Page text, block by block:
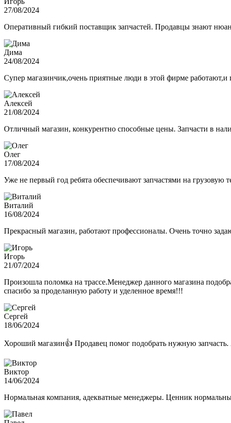
27/08/2024
Оперативный гибкий поставщик запчастей. Продавцы знают
Дима
24/08/2024
Супер магазинчик,очень приятные люди в этой фирме работают,и
Алексей
21/08/2024
Отличный магазин, конкурентно способные цены. Запчасти в
Олег
17/08/2024
Уже не первый год ребята обеспечивают запчастями на
Виталий
16/08/2024
Прекрасный магазин, работают профессионалы. Очень точно
Игорь
21/07/2024
Произошла поломка на трассе.Менеджер данного магазина
спасибо за проделанную работу и уделенное время!!!
Сергей
18/06/2024
Хороший магазин👍 Продавец помог подобрать нужную
Виктор
14/06/2024
Нормальная компания, адекватные менеджеры. Ценник